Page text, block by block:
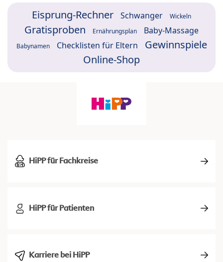
Eisprung-Rechner Schwanger Wickeln
Gratisproben Ernährungsplan Baby-Massage
Babynamen Checklisten für Eltern
Gewinnspiele
Online-Shop
HiPP für Fachkreise
HiPP für Patienten
Karriere bei HiPP